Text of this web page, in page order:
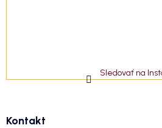
Sledovať na
Kontakt